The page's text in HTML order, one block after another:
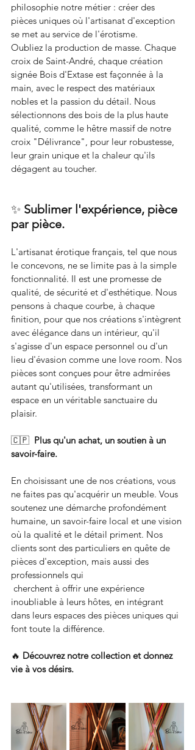
philosophie notre métier : créer des
pièces uniques où l'artisanat d'exception
se met au service de l'érotisme.
Oubliez la production de masse. Chaque
croix de Saint-André, chaque création
signée Bois d'Extase est façonnée à la
main, avec le respect des matériaux
nobles et la passion du détail. Nous
sélectionnons des bois de la plus haute
qualité, comme le hêtre massif de notre
croix "Délivrance", pour leur robustesse,
leur grain unique et la chaleur qu'ils
dégagent au toucher.
✨ Sublimer l'expérience, pièce
par pièce.
L'artisanat érotique français, tel que nous
le concevons, ne se limite pas à la simple
fonctionnalité. Il est une promesse de
qualité, de sécurité et d'esthétique. Nous
pensons à chaque courbe, à chaque
finition, pour que nos créations s'intègrent
avec élégance dans un intérieur, qu'il
s'agisse d'un espace personnel ou d'un
lieu d'évasion comme une love room. Nos
pièces sont conçues pour être admirées
autant qu'utilisées, transformant un
espace en un véritable sanctuaire du
plaisir.
🇨🇵 Plus qu'un achat, un soutien à un
savoir-faire.
En choisissant une de nos créations, vous
ne faites pas qu'acquérir un meuble. Vous
soutenez une démarche profondément
humaine, un savoir-faire local et une vision
où la qualité et le détail priment. Nos
clients sont des particuliers en quête de
pièces d'exception, mais aussi des
professionnels qui
inoubliable à leurs hôtes, en intégrant
dans leurs espaces des pièces uniques qui
font toute la différence.
🔥 Découvrez notre collection et donnez
vie à vos désirs.